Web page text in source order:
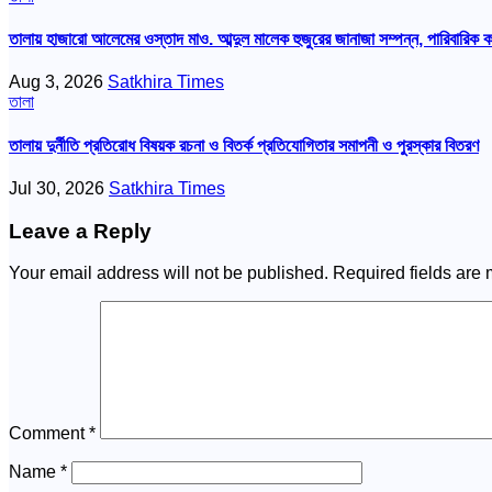
তালায় হাজারো আলেমের ওস্তাদ মাও. আব্দুল মালেক হুজুরের জানাজা সম্পন্ন, পারিবারিক
Aug 3, 2026 Satkhira Times
তালা
তালায় দুর্নীতি প্রতিরোধ বিষয়ক রচনা ও বিতর্ক প্রতিযোগিতার সমাপনী ও পুরস্কার বিতরণ
Jul 30, 2026 Satkhira Times
Leave a Reply
Your email address will not be published. Required fields are
Comment*
Name *